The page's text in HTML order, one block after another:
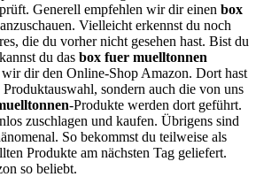
Generell empfehlen wir dir einen box
Vielleicht erkennst du noch
die du vorher nicht gesehen hast. Bist du
du das box fuer muelltonnen
dir den Online-Shop Amazon. Dort hast
sondern auch die von uns
-Produkte werden dort geführt.
zuschlagen und kaufen. Übrigens sind
So bekommst du teilweise als
Produkte am nächsten Tag geliefert.
so beliebt.